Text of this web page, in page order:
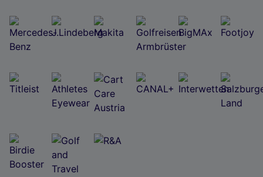
Wir und unsere Partner verarbeiten Daten, um
Folgendes bereitzustellen:
aktiv abfragen. Speichern von oder Zugriff auf Informationen auf einem
Liste der Partner (Lieferanten)